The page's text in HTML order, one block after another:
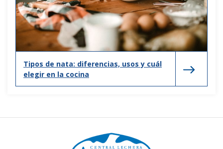
Tipos de nata: diferencias, usos y cuál
elegir en la cocina